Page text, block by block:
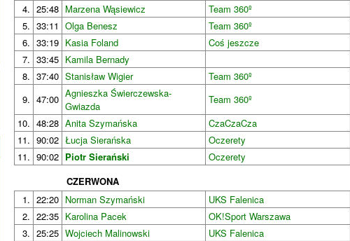
4. 25:48 Marzena Wąsiewicz Team 360º
5. 33:11 Olga Benesz Team 360º
6. 33:19 Kasia Foland Coś jeszcze
7. 33:45 Kamila Bernady
8. 37:40 Stanisław Wigier Team 360º
9. 47:00 Agnieszka Świerczewska-
Gwiazda
Team 360º
10. 48:28 Anita Szymańska CzaCzaCza
11. 90:02 Łucja Sierańska Oczerety
11. 90:02 Piotr Sierański Oczerety
CZERWONA
1. 22:20 Norman Szymański UKS Falenica
2. 22:35 Karolina Pacek OK!Sport Warszawa
3. 25:25 Wojciech Malinowski UKS Falenica